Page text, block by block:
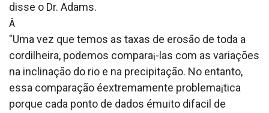
disse o Dr. Adams.
Â
"Uma vez que temos as taxas de erosão de toda a
cordilheira, podemos compara¡-las com as variações
na inclinação do rio e na precipitação. No entanto,
essa comparação éextremamente problema¡tica
porque cada ponto de dados émuito difa­cil de